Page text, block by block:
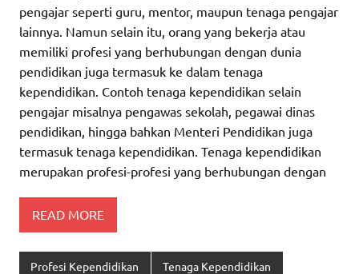
pengajar seperti guru, mentor, maupun tenaga pengajar
lainnya. Namun selain itu, orang yang bekerja atau
memiliki profesi yang berhubungan dengan dunia
pendidikan juga termasuk ke dalam tenaga
kependidikan. Contoh tenaga kependidikan selain
pengajar misalnya pengawas sekolah, pegawai dinas
pendidikan, hingga bahkan Menteri Pendidikan juga
termasuk tenaga kependidikan. Tenaga kependidikan
merupakan profesi-profesi yang berhubungan dengan
READ MORE
Profesi Kependidikan Tenaga Kependidikan